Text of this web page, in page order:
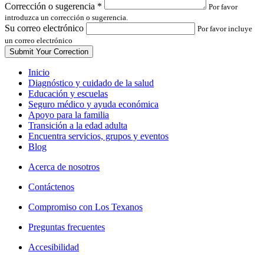
Corrección o sugerencia *
Por favor
introduzca un corrección o sugerencia.
Su correo electrónico
Por favor incluye
un correo electrónico
Inicio
Diagnóstico y cuidado de la salud
Educación y escuelas
Seguro médico y ayuda económica
Apoyo para la familia
Transición a la edad adulta
Encuentra servicios, grupos y eventos
Blog
Acerca de nosotros
Contáctenos
Compromiso con Los Texanos
Preguntas frecuentes
Accesibilidad